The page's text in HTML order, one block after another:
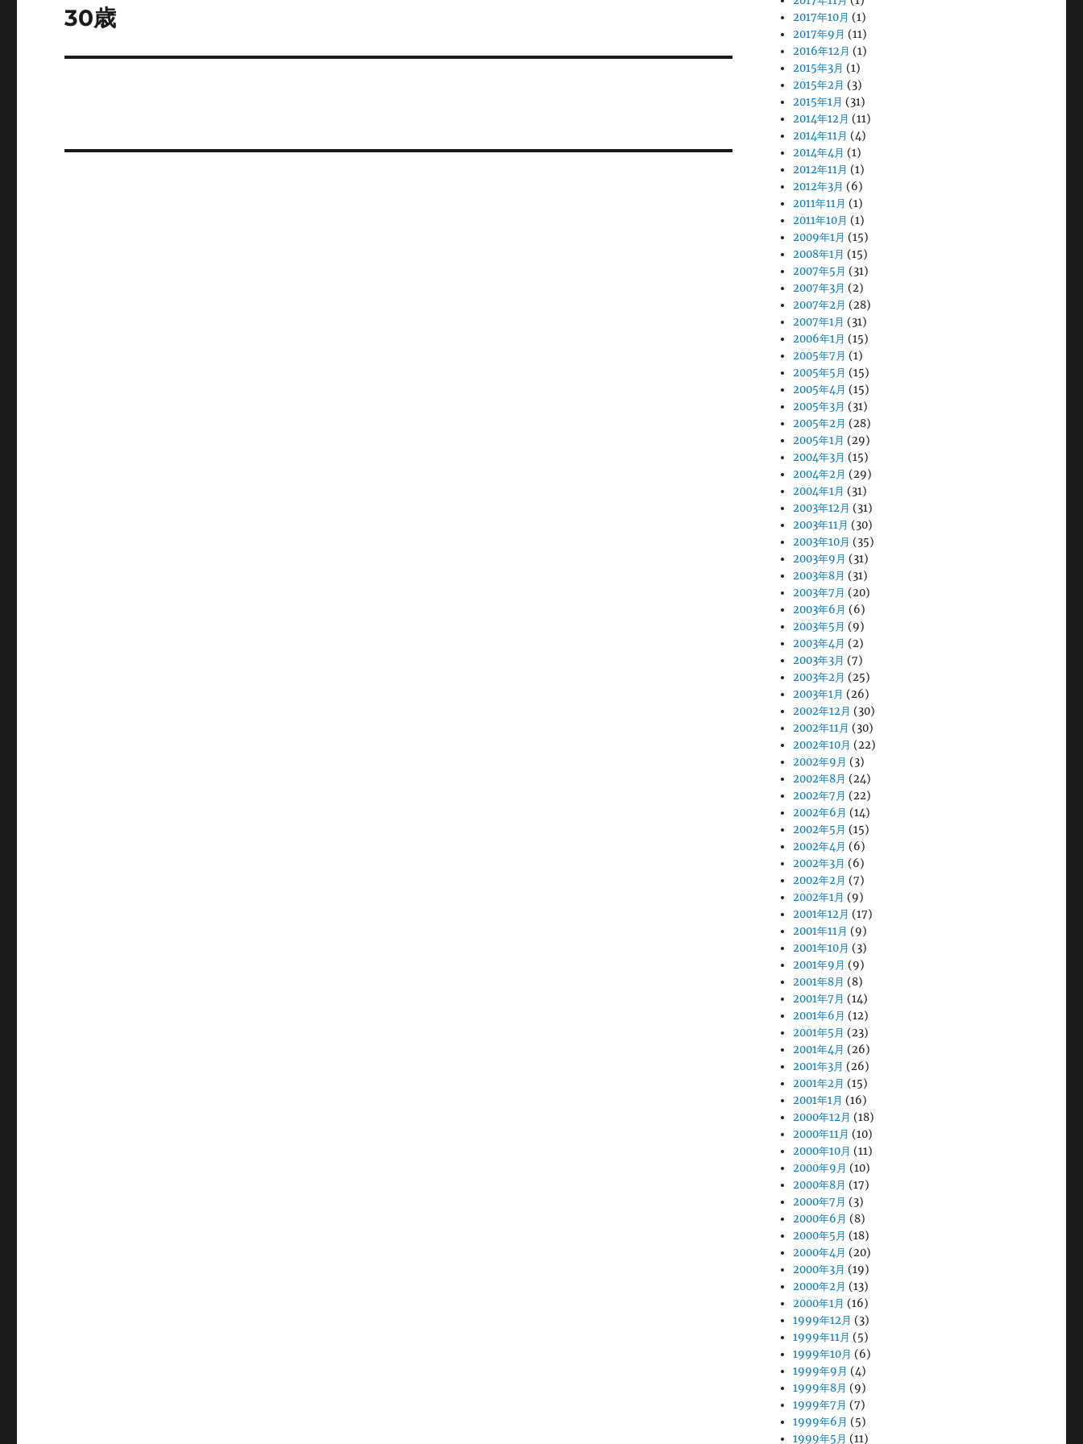
ゲ
ン
次
投
30歳
2017年10月 (1)
2017年9月 (11)
2016年12月 (1)
2015年3月 (1)
2015年2月 (3)
2015年1月 (31)
2014年12月 (11)
2014年11月 (4)
2014年4月 (1)
2012年11月 (1)
2012年3月 (6)
2011年11月 (1)
2011年10月 (1)
2009年1月 (15)
2008年1月 (15)
2007年5月 (31)
2007年3月 (2)
2007年2月 (28)
2007年1月 (31)
2006年1月 (15)
2005年7月 (1)
2005年5月 (15)
2005年4月 (15)
2005年3月 (31)
2005年2月 (28)
2005年1月 (29)
2004年3月 (15)
2004年2月 (29)
2004年1月 (31)
2003年12月 (31)
2003年11月 (30)
2003年10月 (35)
2003年9月 (31)
2003年8月 (31)
2003年7月 (20)
2003年6月 (6)
2003年5月 (9)
2003年4月 (2)
2003年3月 (7)
2003年2月 (25)
2003年1月 (26)
2002年12月 (30)
2002年11月 (30)
2002年10月 (22)
2002年9月 (3)
2002年8月 (24)
2002年7月 (22)
2002年6月 (14)
2002年5月 (15)
2002年4月 (6)
2002年3月 (6)
2002年2月 (7)
2002年1月 (9)
2001年12月 (17)
2001年11月 (9)
2001年10月 (3)
2001年9月 (9)
2001年8月 (8)
2001年7月 (14)
2001年6月 (12)
2001年5月 (23)
2001年4月 (26)
2001年3月 (26)
2001年2月 (15)
2001年1月 (16)
2000年12月 (18)
2000年11月 (10)
2000年10月 (11)
2000年9月 (10)
2000年8月 (17)
2000年7月 (3)
2000年6月 (8)
2000年5月 (18)
2000年4月 (20)
2000年3月 (19)
2000年2月 (13)
2000年1月 (16)
1999年12月 (3)
1999年11月 (5)
1999年10月 (6)
1999年9月 (4)
1999年8月 (9)
1999年7月 (7)
1999年6月 (5)
1999年5月 (11)